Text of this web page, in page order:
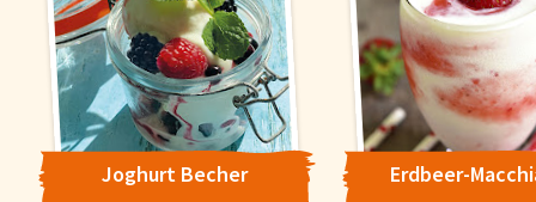
Joghurt Becher Erdbeer-
Cookie-Hinweis
Um unsere Webseiten für Sie optimal zu gestalten und
verbessern, sowie zur Geschwindigkeitsoptimierung und für
Chat-Funktion verwenden wir Cookies. Durch Bestätigen des